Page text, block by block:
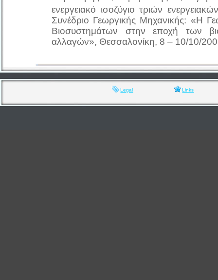
ενεργειακό ισοζύγιο τριών
Συνέδριο Γεωργικής Μηχανικής: «Η
Βιοσυστημάτων στην εποχή των
αλλαγών», Θεσσαλονίκη, 8 – 10/10/
Legal Links